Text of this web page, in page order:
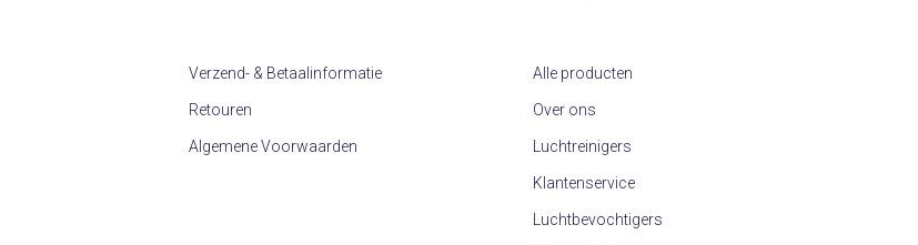
Verzend- & Betaalinformatie
Retouren
Algemene Voorwaarden
Alle producten
Over ons
Luchtreinigers
Klantenservice
Luchtbevochtigers